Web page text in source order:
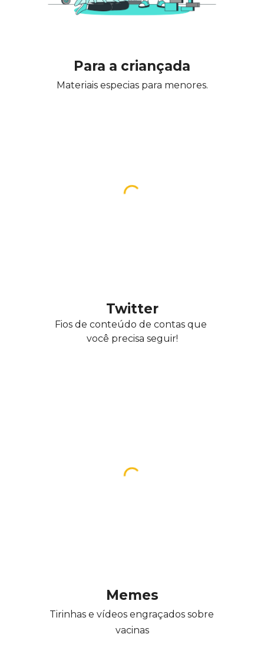
Para a criançada
Materiais especias para menores.
Twitter
Fios de conteúdo de contas que
você precisa seguir!
Memes
Tirinhas e vídeos engraçados sobre
vacinas